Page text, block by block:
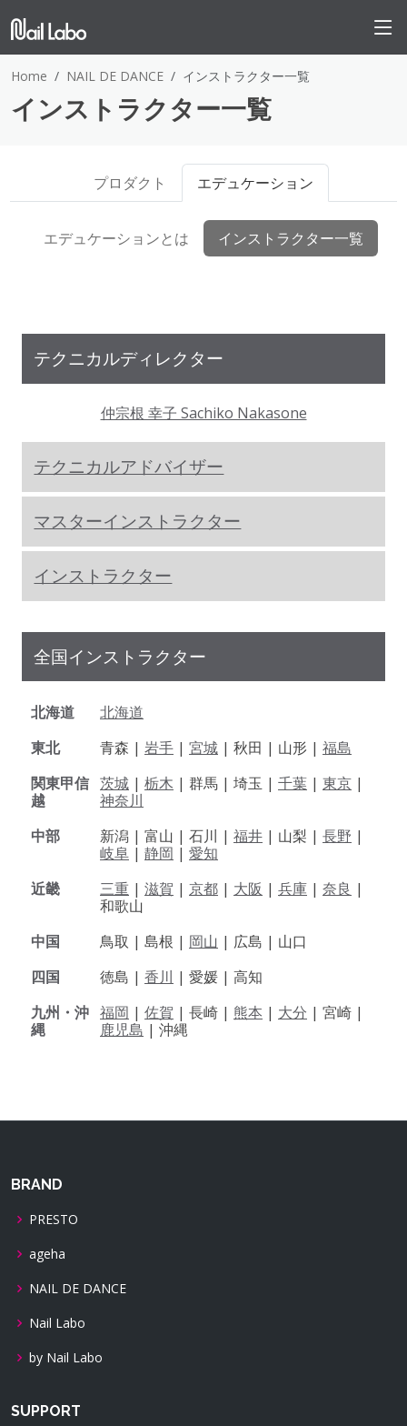
Home NAIL DE DANCE インストラクター一覧
インストラクター一覧
プロダクト エデュケーション
エデュケーションとは インストラクター一覧
テクニカルディレクター
仲宗根 幸子 Sachiko Nakasone
テクニカルアドバイザー
マスターインストラクター
インストラクター
全国インストラクター
北海道
北海道
東北
青森 | 岩手 | 宮城 | 秋田 | 山形 | 福島
関東甲信
越
茨城 | 栃木 | 群馬 | 埼玉 | 千葉 | 東京 |
神奈川
中部
新潟 | 富山 | 石川 | 福井 | 山梨 | 長野 |
岐阜 | 静岡 | 愛知
近畿
三重 | 滋賀 | 京都 | 大阪 | 兵庫 | 奈良 |
和歌山
中国
鳥取 | 島根 | 岡山 | 広島 | 山口
四国
徳島 | 香川 | 愛媛 | 高知
九州・沖
縄
福岡 | 佐賀 | 長崎 | 熊本 | 大分 | 宮崎 |
鹿児島 | 沖縄
BRAND
PRESTO
ageha
NAIL DE DANCE
Nail Labo
by Nail Labo
SUPPORT